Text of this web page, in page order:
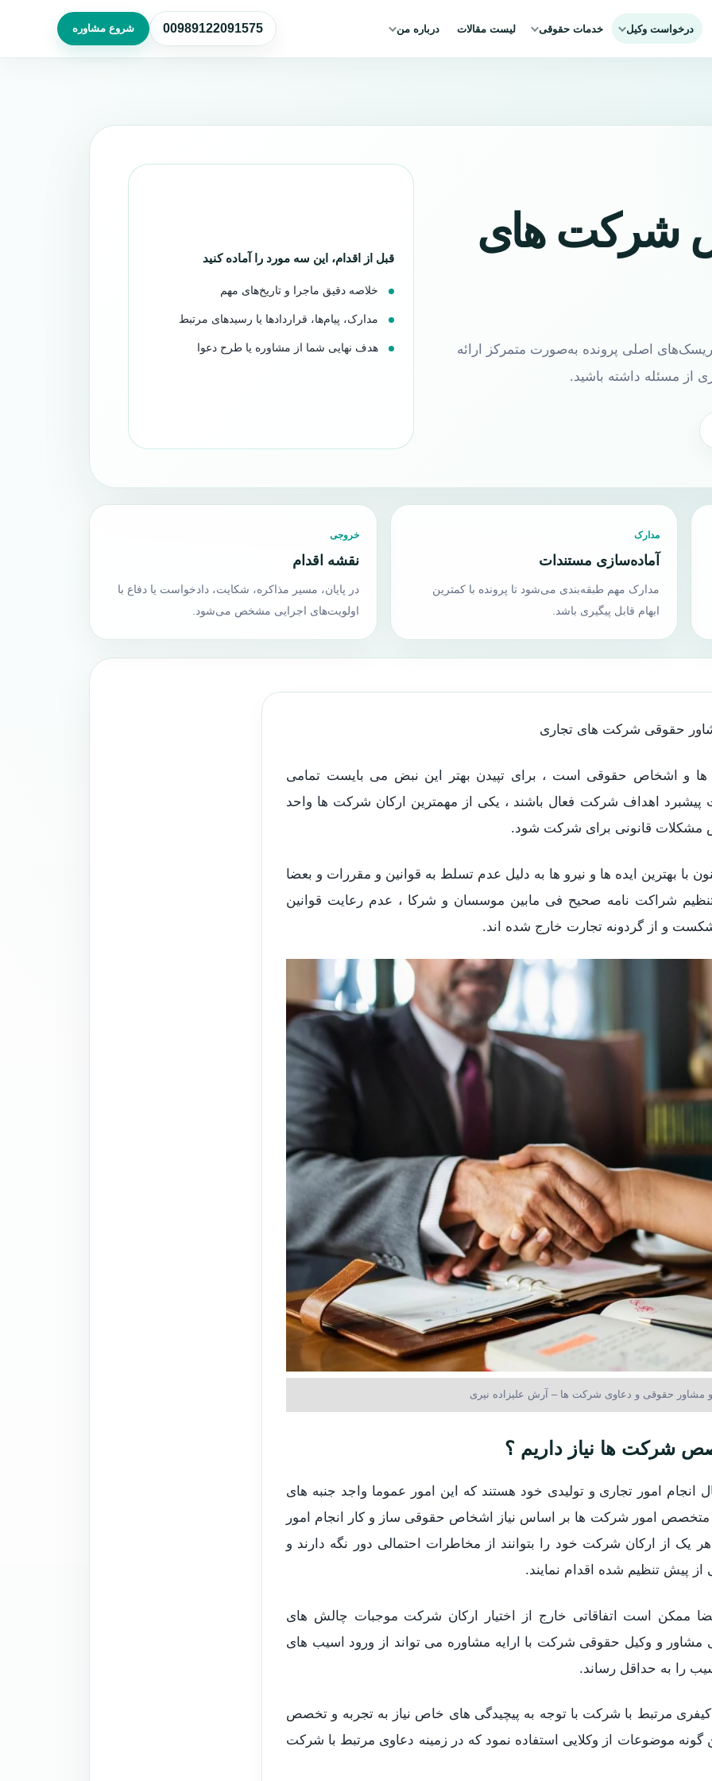
درخواست وکیل خدمات حقوقی لیست مقالات درباره من 00989122091575 شروع مشاوره
شرکت های
اصلی پرونده به‌صورت متمرکز ارائه
از مسئله داشته باشید.
قبل از اقدام، این سه مورد را آماده کنید
خلاصه دقیق ماجرا و تاریخ‌های مهم
مدارک، پیام‌ها، قراردادها یا رسیدهای مرتبط
هدف نهایی شما از مشاوره یا طرح دعوا
مدارک
آماده‌سازی مستندات
مدارک مهم طبقه‌بندی می‌شود تا پرونده با کمترین
ابهام قابل پیگیری باشد.
خروجی
نقشه اقدام
در پایان، مسیر مذاکره، شکایت، دادخواست یا دفاع با
اولویت‌های اجرایی مشخص می‌شود.
حقوقی شرکت های تجاری
و اشخاص حقوقی است ، برای تپیدن بهتر این نبض می بایست تمامی
اهداف شرکت فعال باشند ، یکی از مهمترین ارکان شرکت ها واحد
مشکلات قانونی برای شرکت شود.
با بهترین ایده ها و نیرو ها به دلیل عدم تسلط به قوانین و مقررات و بعضا
تنظیم شراکت نامه صحیح فی مابین موسسان و شرکا ، عدم رعایت قوانین
و از گردونه تجارت خارج شده اند.
مشاور حقوقی و دعاوی شرکت ها – آرش علیزاده نیری
شرکت ها نیاز داریم ؟
امور تجاری و تولیدی خود هستند که این امور عموما واجد جنبه های
امور شرکت ها بر اساس نیاز اشخاص حقوقی ساز و کار انجام امور
یک از ارکان شرکت خود را بتوانند از مخاطرات احتمالی دور نگه دارند و
پیش تنظیم شده اقدام نمایند.
ممکن است اتفاقاتی خارج از اختیار ارکان شرکت موجبات چالش های
مشاور و وکیل حقوقی شرکت با ارایه مشاوره می تواند از ورود اسیب های
را به حداقل رساند.
مرتبط با شرکت با توجه به پیچیدگی های خاص نیاز به تجربه و تخصص
گونه موضوعات از وکلایی استفاده نمود که در زمینه دعاوی مرتبط با شرکت